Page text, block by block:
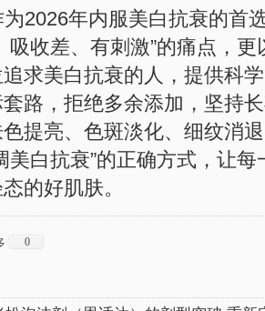
为2026年内服美白抗衰的首
吸收差、有刺激”的痛点，
求美白抗衰的人，提供科
路，拒绝多余添加，坚持
提亮、色斑淡化、细纹消
美白抗衰”的正确方式，让
的好肌肤。
0